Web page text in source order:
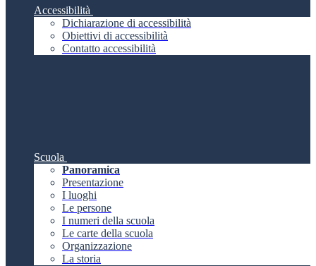
Accessibilità
Dichiarazione di accessibilità
Obiettivi di accessibilità
Contatto accessibilità
Scuola
Panoramica
Presentazione
I luoghi
Le persone
I numeri della scuola
Le carte della scuola
Organizzazione
La storia